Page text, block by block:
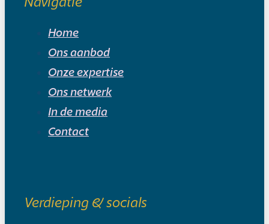
Navigatie
Home
Ons aanbod
Onze expertise
Ons netwerk
In de media
Contact
Verdieping & socials